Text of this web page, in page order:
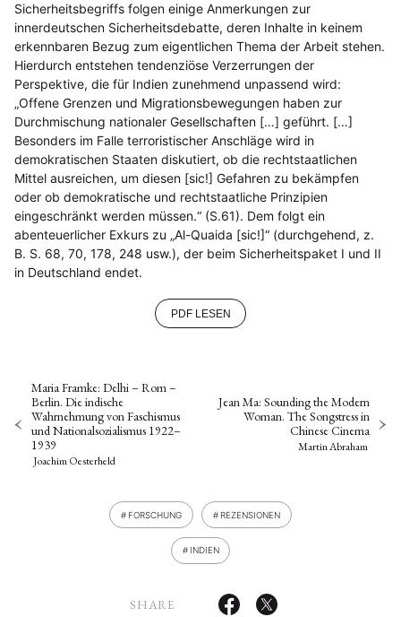
Sicherheitsbegriffs folgen einige Anmerkungen zur
innerdeutschen Sicherheitsdebatte, deren Inhalte in keinem
erkennbaren Bezug zum eigentlichen Thema der Arbeit stehen.
Hierdurch entstehen tendenziöse Verzerrungen der
Perspektive, die für Indien zunehmend unpassend wird:
„Offene Grenzen und Migrationsbewegungen haben zur
Durchmischung nationaler Gesellschaften […] geführt. […]
Besonders im Falle terroristischer Anschläge wird in
demokratischen Staaten diskutiert, ob die rechtstaatlichen
Mittel ausreichen, um diesen [sic!] Gefahren zu bekämpfen
oder ob demokratische und rechtstaatliche Prinzipien
eingeschränkt werden müssen.“ (S.61). Dem folgt ein
abenteuerlicher Exkurs zu „Al-Quaida [sic!]“ (durchgehend, z.
B. S. 68, 70, 178, 248 usw.), der beim Sicherheitspaket I und II
in Deutschland endet.
PDF LESEN
Maria Framke: Delhi – Rom –
Berlin. Die indische
Wahrnehmung von Faschismus
und Nationalsozialismus 1922–
1939
Joachim Oesterheld
Jean Ma: Sounding the Modern
Woman. The Songstress in
Chinese Cinema
Martin Abraham
FORSCHUNG REZENSIONEN
INDIEN
SHARE